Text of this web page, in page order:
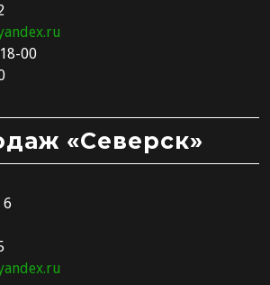
00
«Северск»
6